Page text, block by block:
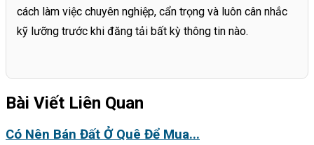
cách làm việc chuyên nghiệp, cẩn trọng và luôn cân nhắc
kỹ lưỡng trước khi đăng tải bất kỳ thông tin nào.
Bài Viết Liên Quan
Có Nên Bán Đất Ở Quê Để Mua...